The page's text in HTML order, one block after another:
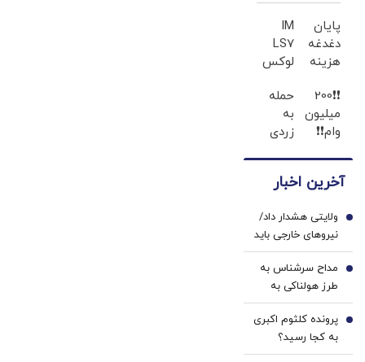
استپایان
دغدغه
هزینه
دندان
پزشکی
با پک
خانگی
IM
LS7
لوکس
شاسی
بلند
برقی
❗❗200
میلیون
وام❗❗
هویت
حمله
به
زردی
ژل
کننده
دندان!
خرید40%تخفیف
آخرین اخبار
ولایتی هشدار داد/
نیروهای خارجی باید
منطقه را ترک کنند
1
مداح سرشناس به
طرز هولناکی به
قتل رسید / فیلم
جنایت برای خانواده
ارسال شد
2
پرونده کلثوم اکبری
به کجا رسید؟
3